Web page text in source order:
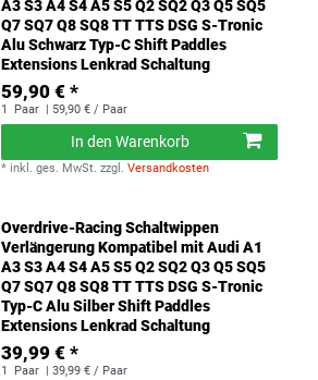
A3 S3 A4 S4 A5 S5 Q2 SQ2 Q3 Q5 SQ5
Q7 SQ7 Q8 SQ8 TT TTS DSG S-Tronic
Alu Schwarz Typ-C Shift Paddles
Extensions Lenkrad Schaltung
59,90 € *
1 Paar | 59,90 € / Paar
In den Warenkorb
* inkl. ges. MwSt. zzgl.Versandkosten
Overdrive-Racing Schaltwippen
Verlängerung Kompatibel mit Audi A1
A3 S3 A4 S4 A5 S5 Q2 SQ2 Q3 Q5 SQ5
Q7 SQ7 Q8 SQ8 TT TTS DSG S-Tronic
Typ-C Alu Silber Shift Paddles
Extensions Lenkrad Schaltung
39,99 € *
1 Paar | 39,99 € / Paar